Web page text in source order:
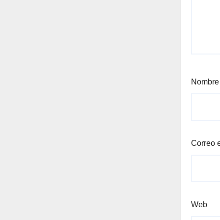
Nombre
Correo
Web